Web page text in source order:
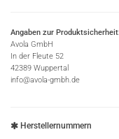
Angaben zur Produktsicherheit:
Avola GmbH
In der Fleute 52
42389 Wuppertal
info@avola-gmbh.de
Herstellernummern